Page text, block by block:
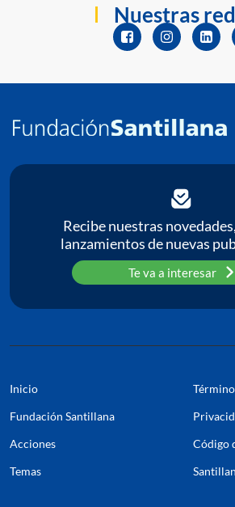
Nuestras
Recibe nuestras
lanzamientos de nuevas
Te va a interesar
Inicio
Fundación Santillana
Acciones
Temas
Código